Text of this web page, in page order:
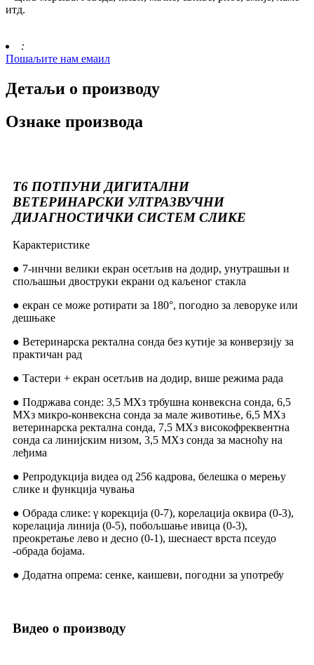
итд.
:
Пошаљите нам емаил
Детаљи о производу
Ознаке производа
Т6 ПОТПУНИ ДИГИТАЛНИ
ВЕТЕРИНАРСКИ УЛТРАЗВУЧНИ
ДИЈАГНОСТИЧКИ СИСТЕМ СЛИКЕ
Карактеристике
● 7-инчни велики екран осетљив на додир, унутрашњи и
спољашњи двоструки екрани од каљеног стакла
● екран се може ротирати за 180°, погодно за леворуке или
дешњаке
● Ветеринарска ректална сонда без кутије за конверзију за
практичан рад
● Тастери + екран осетљив на додир, више режима рада
● Подржава сонде: 3,5 МХз трбушна конвексна сонда, 6,5
МХз микро-конвексна сонда за мале животиње, 6,5 МХз
ветеринарска ректална сонда, 7,5 МХз високофреквентна
сонда са линијским низом, 3,5 МХз сонда за масноћу на
леђима
● Репродукција видеа од 256 кадрова, белешка о мерењу
слике и функција чувања
● Обрада слике: γ корекција (0-7), корелација оквира (0-3),
корелација линија (0-5), побољшање ивица (0-3),
преокретање лево и десно (0-1), шеснаест врста псеудо
-обрада бојама.
● Додатна опрема: сенке, каишеви, погодни за употребу
Видео о производу